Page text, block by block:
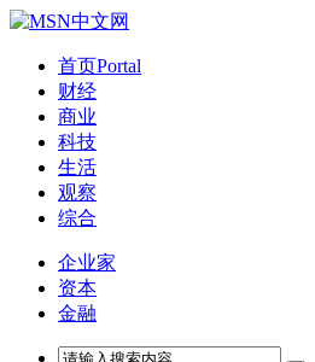
首页Portal
财经
商业
科技
生活
观察
综合
企业家
资本
金融